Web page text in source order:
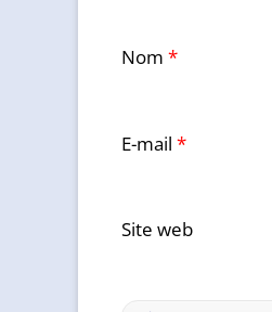
Nom *
E-mail *
Site web